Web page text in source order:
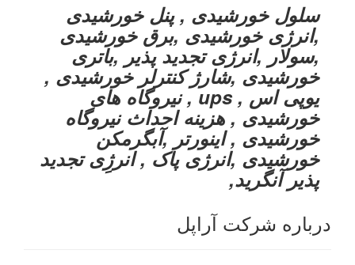
سلول خورشیدی , پنل خورشیدی
,انرژی خورشیدی ,برق خورشیدی
,سولار ,انرژی تجدید پذیر ,باتری
خورشیدی ,شارژ کنترلر خورشیدی ,
یوپی اس , ups , نیروگاه های
خورشیدی , هزینه احداث نیروگاه
خورشیدی , اینورتر ,آبگرمکن
خورشیدی ,انرژی پاک , انرژِی تجدید
پذیر آنگرید,
درباره شرکت آراپل